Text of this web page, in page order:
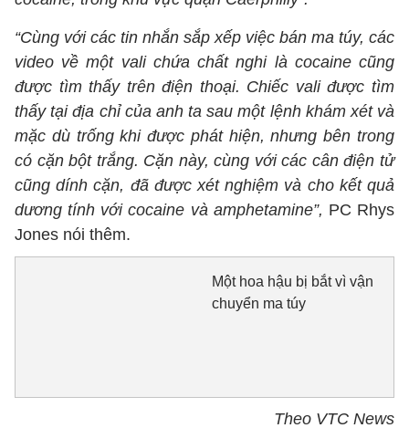
“Cùng với các tin nhắn sắp xếp việc bán ma túy, các
video về một vali chứa chất nghi là cocaine cũng
được tìm thấy trên điện thoại. Chiếc vali được tìm
thấy tại địa chỉ của anh ta sau một lệnh khám xét và
mặc dù trống khi được phát hiện, nhưng bên trong
có cặn bột trắng. Cặn này, cùng với các cân điện tử
cũng dính cặn, đã được xét nghiệm và cho kết quả
dương tính với cocaine và amphetamine”, PC Rhys
Jones nói thêm.
Một hoa hậu bị bắt vì vận
chuyển ma túy
Theo VTC News